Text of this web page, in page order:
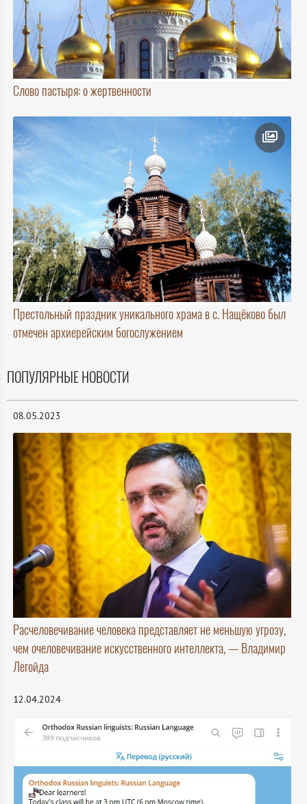
Слово пастыря: о жертвенности
Престольный праздник уникального храма в с. Нащёково был
отмечен архиерейским богослужением
ПОПУЛЯРНЫЕ НОВОСТИ
08.05.2023
Расчеловечивание человека представляет не меньшую угрозу,
чем очеловечивание искусственного интеллекта, — Владимир
Легойда
12.04.2024